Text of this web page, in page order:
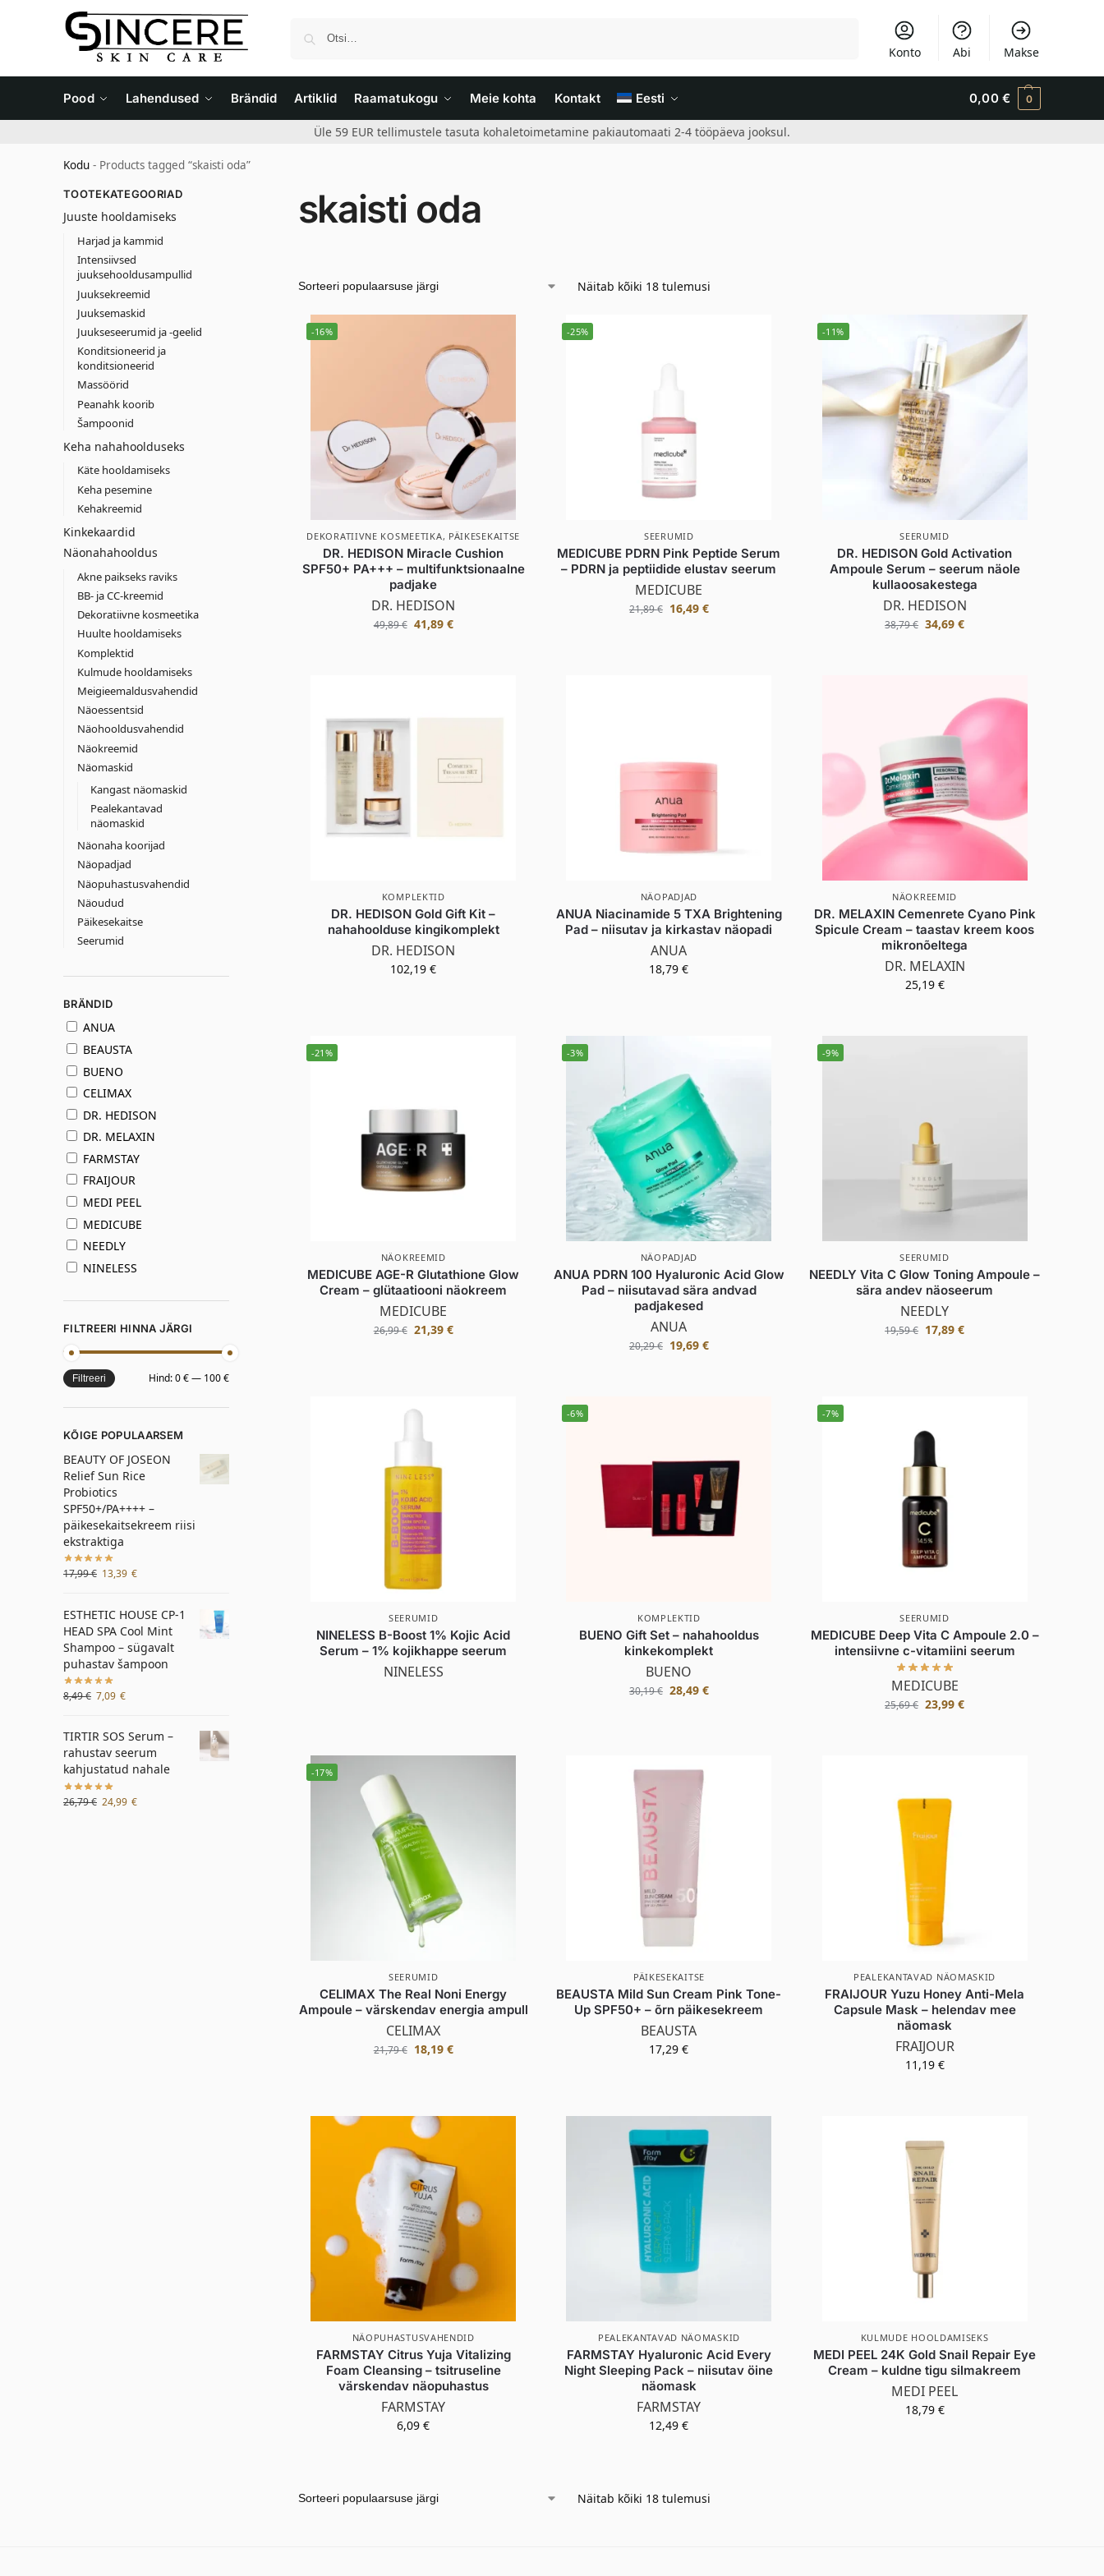
Konto Abi Makse
Pood Lahendused Brändid Artiklid Raamatukogu Meie kohta Kontakt Eesti 0,00 € 0
Üle 59 EUR tellimustele tasuta kohaletoimetamine pakiautomaati 2-4 tööpäeva jooksul.
Kodu - Products tagged “skaisti oda”
skaisti oda
Näitab kõiki 18 tulemusi
-16%
DEKORATIIVNE KOSMEETIKA, PÄIKESEKAITSE
DR. HEDISON Miracle Cushion
SPF50+ PA+++ – multifunktsionaalne
padjake
DR. HEDISON
49,89€ 41,89 €
-25%
SEERUMID
MEDICUBE PDRN Pink Peptide Serum
– PDRN ja peptiidide elustav seerum
MEDICUBE
21,89€ 16,49 €
-11%
SEERUMID
DR. HEDISON Gold Activation
Ampoule Serum – seerum näole
kullaoosakestega
DR. HEDISON
38,79€ 34,69€
KOMPLEKTID
DR. HEDISON Gold Gift Kit –
nahahoolduse kingikomplekt
DR. HEDISON
102,19€
NÄOPADJAD
ANUA Niacinamide 5 TXA Brightening
Pad – niisutav ja kirkastav näopadi
ANUA
18,79€
NÄOKREEMID
DR. MELAXIN Cemenrete Cyano Pink
Spicule Cream – taastav kreem koos
mikronõeltega
DR. MELAXIN
25,19 €
-21%
NÄOKREEMID
MEDICUBE AGE-R Glutathione Glow
Cream – glütaatiooni näokreem
MEDICUBE
26,99€ 21,39 €
-3%
NÄOPADJAD
ANUA PDRN 100 Hyaluronic Acid Glow
Pad – niisutavad sära andvad
padjakesed
ANUA
20,29€ 19,69 €
-9%
SEERUMID
NEEDLY Vita C Glow Toning Ampoule –
sära andev näoseerum
NEEDLY
19,59€ 17,89€
SEERUMID
NINELESS B-Boost 1% Kojic Acid
Serum – 1% kojikhappe seerum
NINELESS
-6%
KOMPLEKTID
BUENO Gift Set – nahahooldus
kinkekomplekt
BUENO
30,19€ 28,49 €
-7%
SEERUMID
MEDICUBE Deep Vita C Ampoule 2.0 –
intensiivne c-vitamiini seerum
MEDICUBE
25,69€ 23,99€
-17%
SEERUMID
CELIMAX The Real Noni Energy
Ampoule – värskendav energia ampull
CELIMAX
21,79€ 18,19 €
PÄIKESEKAITSE
BEAUSTA Mild Sun Cream Pink Tone-
Up SPF50+ – õrn päikesekreem
BEAUSTA
17,29€
PEALEKANTAVAD NÄOMASKID
FRAIJOUR Yuzu Honey Anti-Mela
Capsule Mask – helendav mee
näomask
FRAIJOUR
11,19 €
NÄOPUHASTUSVAHENDID
FARMSTAY Citrus Yuja Vitalizing
Foam Cleansing – tsitruseline
värskendav näopuhastus
FARMSTAY
6,09€
PEALEKANTAVAD NÄOMASKID
FARMSTAY Hyaluronic Acid Every
Night Sleeping Pack – niisutav öine
näomask
FARMSTAY
12,49€
KULMUDE HOOLDAMISEKS
MEDI PEEL 24K Gold Snail Repair Eye
Cream – kuldne tigu silmakreem
MEDI PEEL
18,79 €
Näitab kõiki 18 tulemusi
TOOTEKATEGOORIAD
Juuste hooldamiseks
Harjad ja kammid
Intensiivsed
juuksehooldusampullid
Juuksekreemid
Juuksemaskid
Juukseseerumid ja -geelid
Konditsioneerid ja
konditsioneerid
Massöörid
Peanahk koorib
Šampoonid
Keha nahahoolduseks
Käte hooldamiseks
Keha pesemine
Kehakreemid
Kinkekaardid
Näonahahooldus
Akne paikseks raviks
BB- ja CC-kreemid
Dekoratiivne kosmeetika
Huulte hooldamiseks
Komplektid
Kulmude hooldamiseks
Meigieemaldusvahendid
Näoessentsid
Näohooldusvahendid
Näokreemid
Näomaskid
Kangast näomaskid
Pealekantavad
näomaskid
Näonaha koorijad
Näopadjad
Näopuhastusvahendid
Näoudud
Päikesekaitse
Seerumid
BRÄNDID
ANUA
BEAUSTA
BUENO
CELIMAX
DR. HEDISON
DR. MELAXIN
FARMSTAY
FRAIJOUR
MEDI PEEL
MEDICUBE
NEEDLY
NINELESS
FILTREERI HINNA JÄRGI
Filtreeri Hind:0 €— 100 €
KÕIGE POPULAARSEM
BEAUTY OF JOSEON
Relief Sun Rice
Probiotics
SPF50+/PA++++ –
päikesekaitsekreem riisi
ekstraktiga
17,99€ 13,39 €
ESTHETIC HOUSE CP-1
HEAD SPA Cool Mint
Shampoo – sügavalt
puhastav šampoon
8,49€ 7,09 €
TIRTIR SOS Serum –
rahustav seerum
kahjustatud nahale
26,79€ 24,99 €